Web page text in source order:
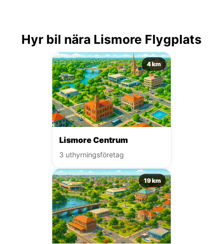
Hyr bil nära Lismore Flygplats
4 km
Lismore Centrum
3 uthyrningsföretag
19 km